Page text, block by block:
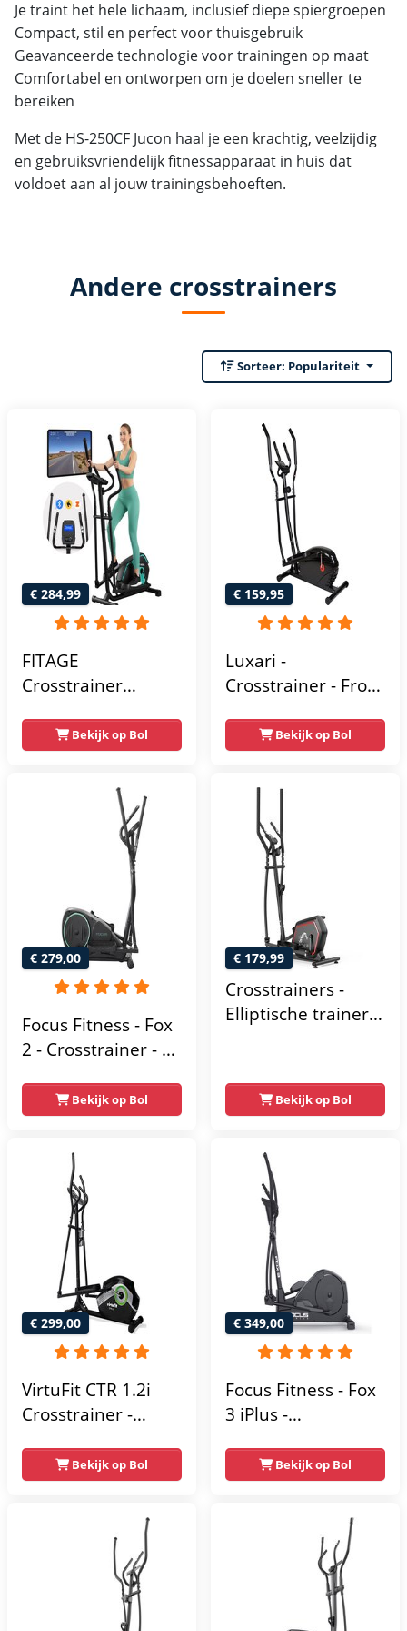
Je traint het hele lichaam, inclusief diepe spiergroepen
Compact, stil en perfect voor thuisgebruik
Geavanceerde technologie voor trainingen op maat
Comfortabel en ontworpen om je doelen sneller te
bereiken
Met de HS-250CF Jucon haal je een krachtig, veelzijdig
en gebruiksvriendelijk fitnessapparaat in huis dat
voldoet aan al jouw trainingsbehoeften.
Andere crosstrainers
Sorteer: Populariteit
€ 284,99
FITAGE
Crosstrainer
Crosstrainers met
Bluetooth Kinomap
& Zwift - Fitness
Trainer met 24
trainingsprogramma’s
- Nauwkeurige
Hartslagmeter
Bekijk op Bol
€ 159,95
Luxari -
Crosstrainer - Front
hartslagfunctie en
tablethouder -
Elliptische Trainer -
Crosstrainer
Fitness
Bekijk op Bol
€ 279,00
Focus Fitness - Fox
2 - Crosstrainer - 16
Weerstandsniveaus
Bekijk op Bol
€ 179,99
Crosstrainers -
Elliptische trainer
- Magnetische
weerstand met 16
scherm - Zwart
Bekijk op Bol
€ 299,00
VirtuFit CTR 1.2i
Crosstrainer -
Programma's -
Bluetooth -
Bekijk op Bol
€ 349,00
Focus Fitness - Fox
3 iPlus -
Hartslagsensoren -
24
Weerstandsniveaus
Bekijk op Bol